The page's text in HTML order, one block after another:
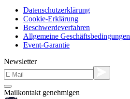
Datenschutzerklärung
Cookie-Erklärung
Beschwerdeverfahren
Allgemeine Geschäftsbedingungen
Event-Garantie
Newsletter
Mailkontakt genehmigen